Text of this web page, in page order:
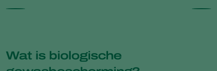
Wat is biologische